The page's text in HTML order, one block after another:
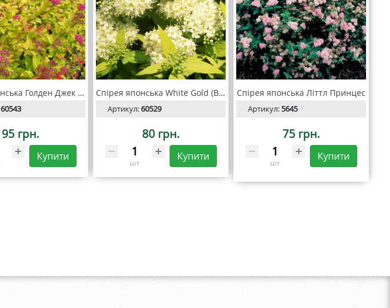
Спірея японська Голден Джек (Golden Jack)
60543
95 грн.
Купити
Спірея японська White Gold (Вайт Голд)
Артикул:60529
80 грн.
шт
Купити
Спірея японська Літтл Принцес
Артикул:5645
75 грн.
шт
Купити